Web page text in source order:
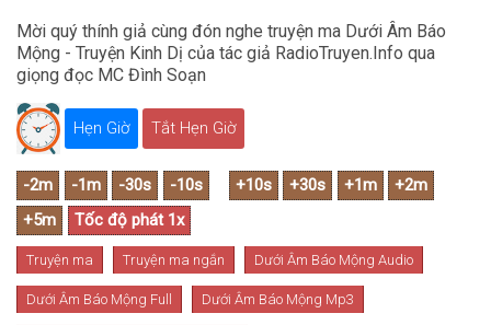
Mời quý thính giả cùng đón nghe truyện ma Dưới Âm Báo
Mộng - Truyện Kinh Dị của tác giả RadioTruyen.Info qua
giọng đọc MC Đình Soạn
Hẹn Giờ Tắt Hẹn Giờ
Truyện ma Truyện ma ngắn Dưới Âm Báo Mộng Audio
Dưới Âm Báo Mộng Full Dưới Âm Báo Mộng Mp3